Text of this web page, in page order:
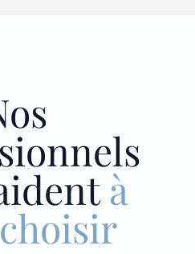
à